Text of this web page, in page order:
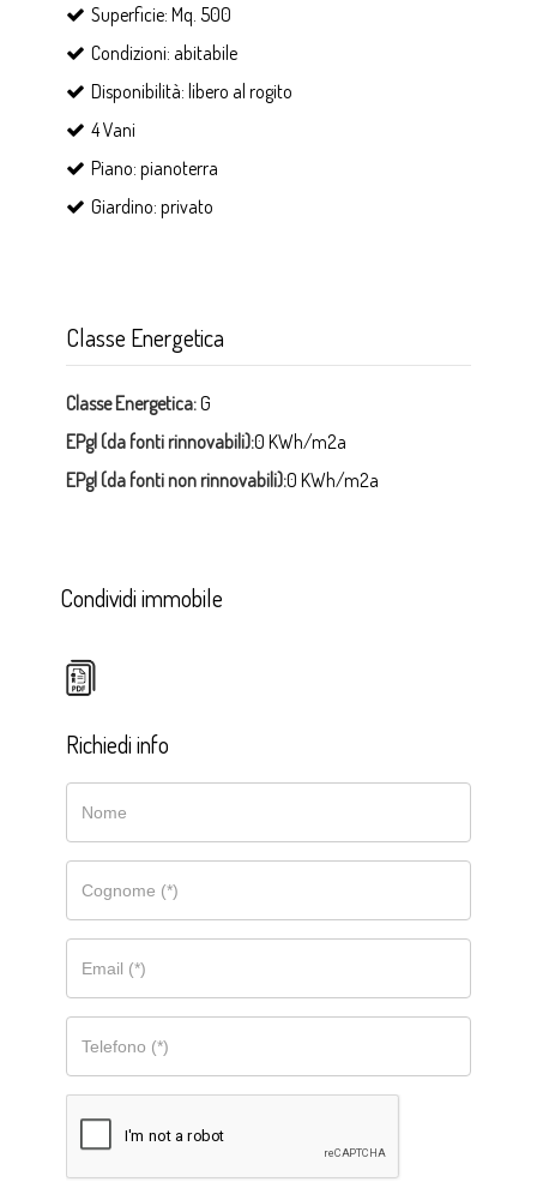
Superficie: Mq. 500
Condizioni: abitabile
Disponibilità: libero al rogito
4 Vani
Piano: pianoterra
Giardino: privato
Classe Energetica
Classe Energetica:G
EPgl (da fonti rinnovabili):0 KWh/m2a
EPgl (da fonti non rinnovabili):0 KWh/m2a
Condividi immobile
Richiedi info